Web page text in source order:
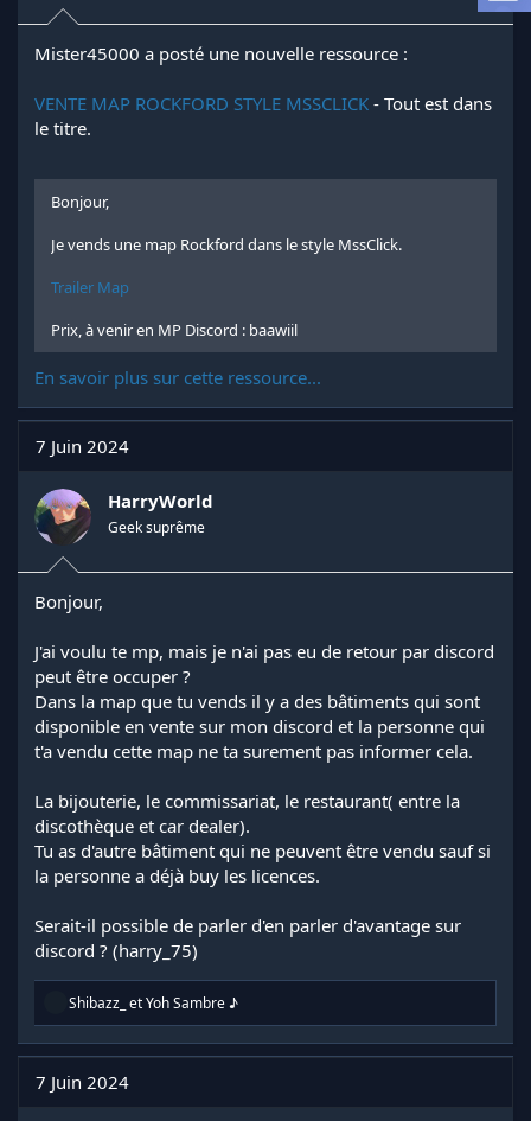
l
a
i
s
c
s
o
Mister45000 a posté une nouvelle ressource :
VENTE MAP ROCKFORD STYLE MSSCLICK - Tout est dans
le titre.
Bonjour,
Je vends une map Rockford dans le style MssClick.
Trailer Map
Prix, à venir en MP Discord : baawiil
En savoir plus sur cette ressource...
7 Juin 2024
HarryWorld
Geek suprême
Bonjour,
J'ai voulu te mp, mais je n'ai pas eu de retour par discord
peut être occuper ?
Dans la map que tu vends il y a des bâtiments qui sont
disponible en vente sur mon discord et la personne qui
t'a vendu cette map ne ta surement pas informer cela.
La bijouterie, le commissariat, le restaurant( entre la
discothèque et car dealer).
Tu as d'autre bâtiment qui ne peuvent être vendu sauf si
la personne a déjà buy les licences.
Serait-il possible de parler d'en parler d'avantage sur
discord ? (harry_75)
R
a
c
t
i
Shibazz_ etYoh Sambre ♪
7 Juin 2024